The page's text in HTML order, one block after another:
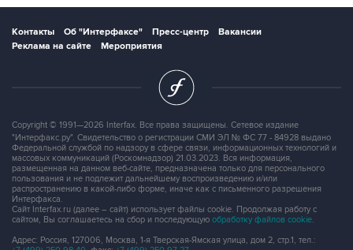
Контакты Об "Интерфаксе" Пресс-центр
Вакансии
Реклама на сайте
Мероприятия
Copyright © 1991—2026 Interfax. Все права защищены. Сетевое издание
"Интерфакс.ру". Свидетельство о регистрации СМИ ЭЛ № ФС 77 - 84928 выдано
Федеральной службой по надзору в сфере связи, информационных технологий и
массовых коммуникаций (Роскомнадзор) 21.03.2023. Вся информация,
размещенная на данном веб-сайте, предназначена только для персонального
пользования и не подлежит дальнейшему воспроизведению и/или
распространению в какой-либо форме, иначе как с письменного разрешения
Интерфакса.
Сайт Interfax.ru (далее – сайт) использует файлы cookie. Продолжая работу с
сайтом, Вы соглашаетесь на сбор и последующую обработку файлов cookie.
Адрес: Россия, 127006, Москва, 1-я Тверская-Ямская улица, дом 2, стр.1, тел.: